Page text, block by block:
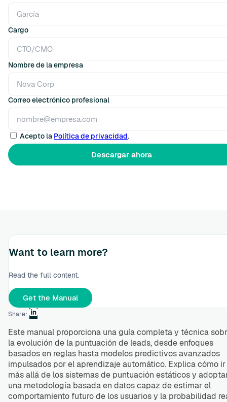
Cargo
Nombre de la empresa
Correo electrónico profesional
Acepto la Política de privacidad.
Want to learn more?
Read the full content.
Get the Manual
Share:
Este manual proporciona una guía completa y técnica
la evolución de la puntuación de leads, desde enfoques
basados en reglas hasta modelos predictivos avanzados
impulsados por el aprendizaje automático. Explica cómo ir
más allá de los sistemas de puntuación estáticos y
una metodología basada en datos capaz de estimar el
comportamiento futuro de los usuarios y la probabilidad